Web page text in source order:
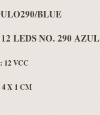
BLUE
LEDS NO. 290 AZUL
VCC
X 1 CM